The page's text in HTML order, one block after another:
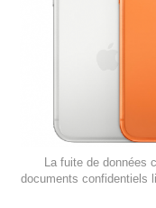
La fuite de
documents confidentiels